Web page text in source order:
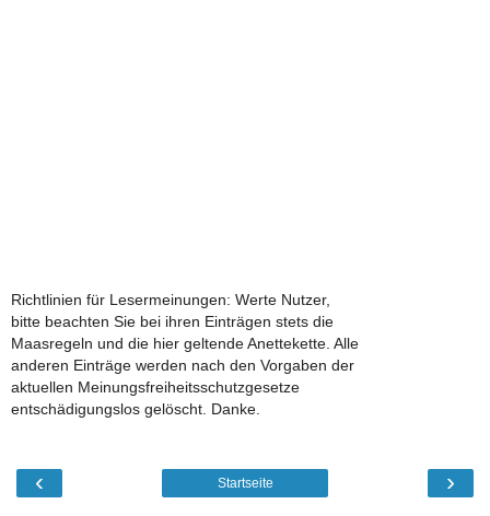
Richtlinien für Lesermeinungen: Werte Nutzer,
bitte beachten Sie bei ihren Einträgen stets die
Maasregeln und die hier geltende Anettekette. Alle
anderen Einträge werden nach den Vorgaben der
aktuellen Meinungsfreiheitsschutzgesetze
entschädigungslos gelöscht. Danke.
‹ ›
Startseite